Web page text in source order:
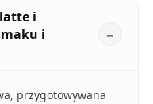
i
i
przygotowywana